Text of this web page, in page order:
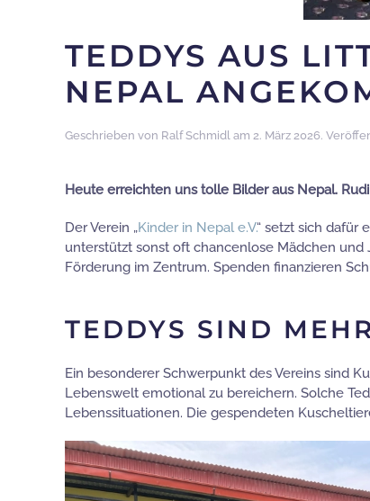
TEDDYS AUS
NEPAL
Geschrieben von Ralf Schmidl am 2. März 2026.
Heute erreichten uns tolle Bilder aus Nepal.
Der Verein „Kinder in Nepal e.V.“ setzt sich dafür
unterstützt sonst oft chancenlose Mädchen
Förderung im Zentrum. Spenden finanzieren
TEDDYS SIND
Ein besonderer Schwerpunkt des Vereins sind
Lebenswelt emotional zu bereichern. Solche
Lebenssituationen. Die gespendeten